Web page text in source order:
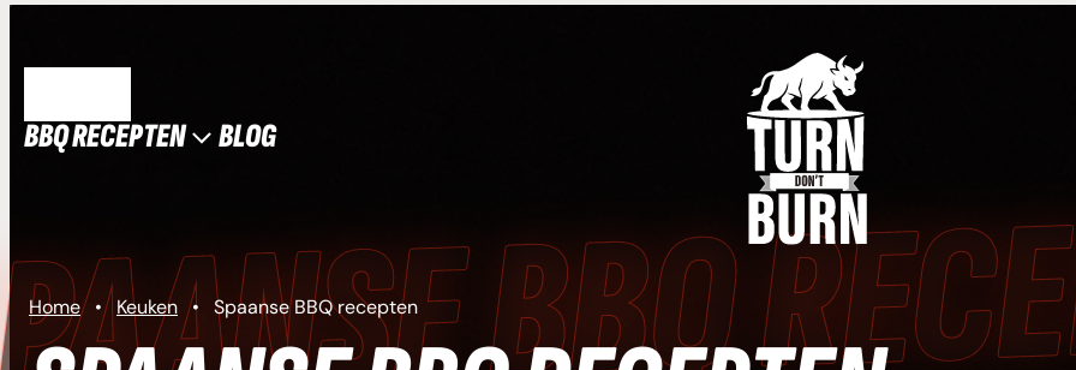
inhoud
BBQ RECEPTEN BLOG
Home • Keuken • Spaanse BBQ recepten